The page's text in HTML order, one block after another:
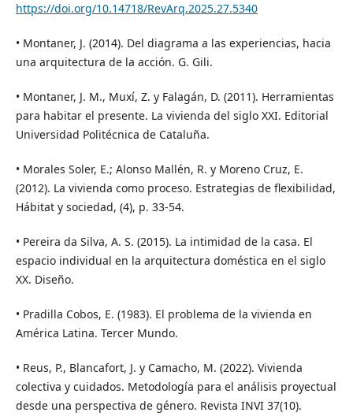
https://doi.org/10.14718/RevArq.2025.27.5340
• Montaner, J. (2014). Del diagrama a las experiencias, hacia
una arquitectura de la acción. G. Gili.
• Montaner, J. M., Muxí, Z. y Falagán, D. (2011). Herramientas
para habitar el presente. La vivienda del siglo XXI. Editorial
Universidad Politécnica de Cataluña.
• Morales Soler, E.; Alonso Mallén, R. y Moreno Cruz, E.
(2012). La vivienda como proceso. Estrategias de flexibilidad,
Hábitat y sociedad, (4), p. 33-54.
• Pereira da Silva, A. S. (2015). La intimidad de la casa. El
espacio individual en la arquitectura doméstica en el siglo
XX. Diseño.
• Pradilla Cobos, E. (1983). El problema de la vivienda en
América Latina. Tercer Mundo.
• Reus, P., Blancafort, J. y Camacho, M. (2022). Vivienda
colectiva y cuidados. Metodología para el análisis proyectual
desde una perspectiva de género. Revista INVI 37(10).